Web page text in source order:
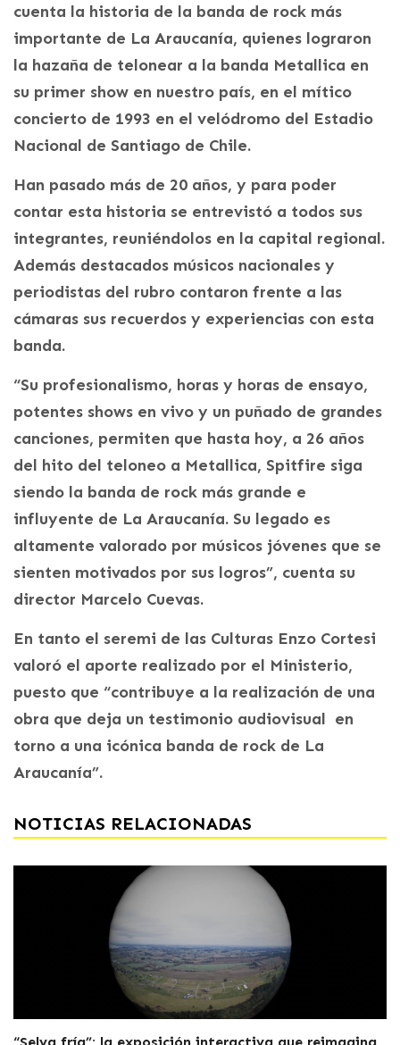
cuenta la historia de la banda de rock más
importante de La Araucanía, quienes lograron
la hazaña de telonear a la banda Metallica en
su primer show en nuestro país, en el mítico
concierto de 1993 en el velódromo del Estadio
Nacional de Santiago de Chile.
Han pasado más de 20 años, y para poder
contar esta historia se entrevistó a todos sus
integrantes, reuniéndolos en la capital regional.
Además destacados músicos nacionales y
periodistas del rubro contaron frente a las
cámaras sus recuerdos y experiencias con esta
banda.
“Su profesionalismo, horas y horas de ensayo,
potentes shows en vivo y un puñado de grandes
canciones, permiten que hasta hoy, a 26 años
del hito del teloneo a Metallica, Spitfire siga
siendo la banda de rock más grande e
influyente de La Araucanía. Su legado es
altamente valorado por músicos jóvenes que se
sienten motivados por sus logros”, cuenta su
director Marcelo Cuevas.
En tanto el seremi de las Culturas Enzo Cortesi
valoró el aporte realizado por el Ministerio,
puesto que “contribuye a la realización de una
obra que deja un testimonio audiovisual en
torno a una icónica banda de rock de La
Araucanía”.
NOTICIAS RELACIONADAS
“Selva fría”: la exposición interactiva que reimagina